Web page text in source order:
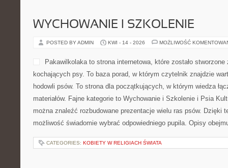
WYCHOWANIE I SZKOLENIE
POSTED BY ADMIN KWI - 14 - 2026 MOŻLIWOŚĆ
Pakawilkolaka to strona internetowa, które zostało
kochających psy. To baza porad, w którym czytelnik znajdzie
hodowli psów. To strona dla początkujących, w którym wiedza
materiałów. Fajne kategorie to Wychowanie i Szkolenie i Psia
można znaleźć rozbudowane prezentacje wielu ras psów. Dzięki
możliwość świadomie wybrać odpowiedniego pupila. Opisy
CATEGORIES: KOBIETY W RELIGIACH ŚWIATA